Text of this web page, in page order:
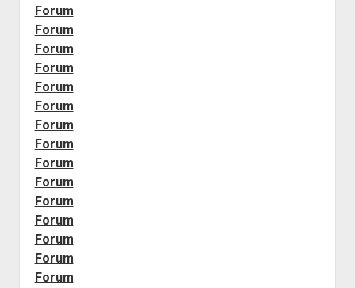
Forum
Forum
Forum
Forum
Forum
Forum
Forum
Forum
Forum
Forum
Forum
Forum
Forum
Forum
Forum